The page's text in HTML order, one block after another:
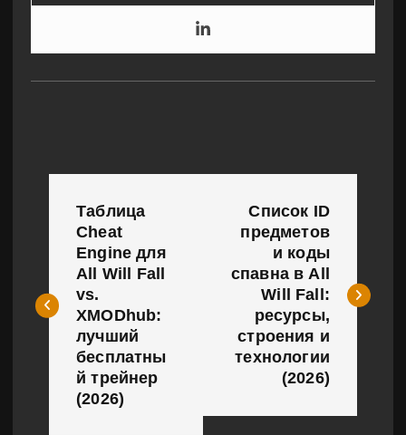
и
Таблица
Cheat
Engine для
All Will Fall
vs.
XMODhub:
лучший
бесплатны
й трейнер
(2026)
Список ID
предметов
и коды
спавна в All
Will Fall:
ресурсы,
строения и
технологии
(2026)